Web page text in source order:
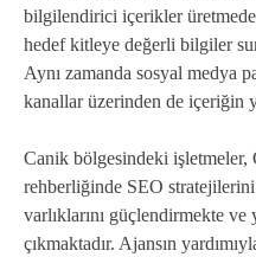
bilgilendirici içerikler
hedef kitleye değerli bilgiler
Aynı zamanda sosyal medya
kanallar üzerinden de içeriğin
Canik bölgesindeki işletmeler,
rehberliğinde SEO
varlıklarını güçlendirmekte
çıkmaktadır. Ajansın